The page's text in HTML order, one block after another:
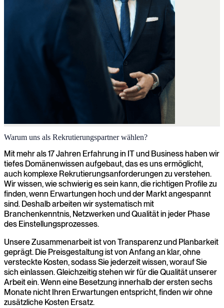
Warum uns als Rekrutierungspartner wählen?
Mit mehr als 17 Jahren Erfahrung in IT und Business haben wir
tiefes Domänenwissen aufgebaut, das es uns ermöglicht,
auch komplexe Rekrutierungsanforderungen zu verstehen.
Wir wissen, wie schwierig es sein kann, die richtigen Profile zu
finden, wenn Erwartungen hoch und der Markt angespannt
sind. Deshalb arbeiten wir systematisch mit
Branchenkenntnis, Netzwerken und Qualität in jeder Phase
des Einstellungsprozesses.
Unsere Zusammenarbeit ist von Transparenz und Planbarkeit
geprägt. Die Preisgestaltung ist von Anfang an klar, ohne
versteckte Kosten, sodass Sie jederzeit wissen, worauf Sie
sich einlassen. Gleichzeitig stehen wir für die Qualität unserer
Arbeit ein. Wenn eine Besetzung innerhalb der ersten sechs
Monate nicht Ihren Erwartungen entspricht, finden wir ohne
zusätzliche Kosten Ersatz.